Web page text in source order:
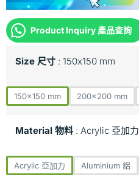
Product Inquiry 產品查詢
Size 尺寸 150x150 mm
150x150 mm 200x200 mm
Material 物料 Acrylic 亞加力
Acrylic 亞加力 Aluminium 鋁